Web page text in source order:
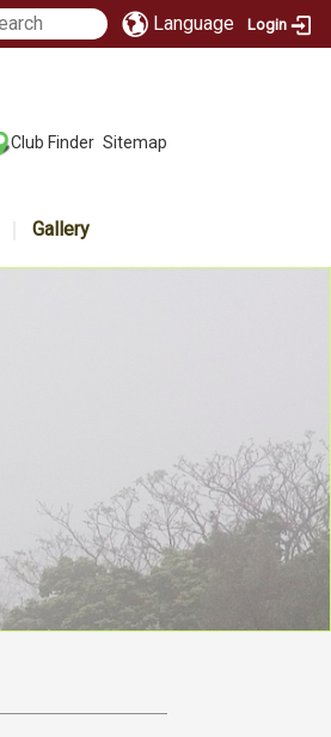
Language Login
Club Finder Sitemap
Gallery